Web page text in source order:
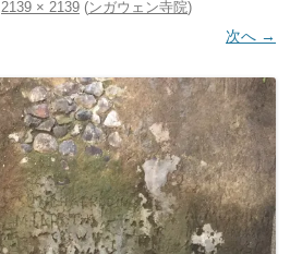
2139 × 2139 (ンガウェン寺院)
次へ →